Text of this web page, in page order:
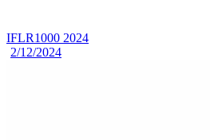
IFLR1000 2024
2/12/2024